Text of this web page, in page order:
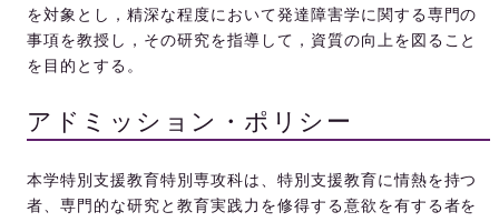
を対象とし，精深な程度において発達障害学に関する専門の
事項を教授し，その研究を指導して，資質の向上を図ること
を目的とする。
アドミッション・ポリシー
本学特別支援教育特別専攻科は、特別支援教育に情熱を持つ
者、専門的な研究と教育実践力を修得する意欲を有する者を